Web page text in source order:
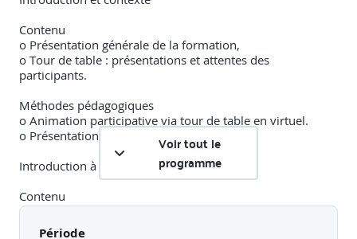
Contenu
o Présentation générale de la formation,
o Tour de table : présentations et attentes des
participants.
Méthodes pédagogiques
o Animation participative via tour de table en virtuel.
o Présentation orale interactive.
Introduction à la LCBFT
Contenu
o Définition et enjeux de la LCBFT,
o Risques associés au blanchiment de capitaux et au
Voir tout le
programme
Période